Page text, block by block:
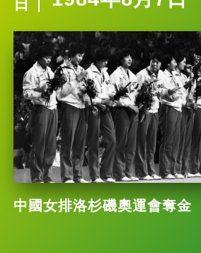
日
中國女排洛杉磯奧運會奪金